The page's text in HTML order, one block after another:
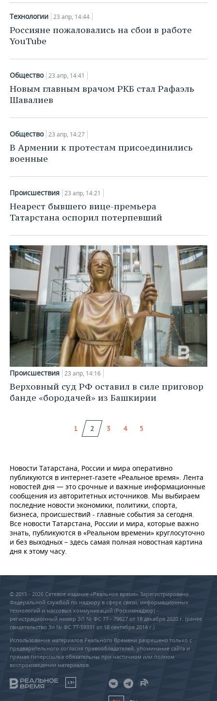
Технологии 23 апр, 14:44
Россияне пожаловались на сбои в работе
YouTube
Общество 23 апр, 14:41
Новым главным врачом РКБ стал Рафаэль
Шавалиев
Общество 23 апр, 14:27
В Армении к протестам присоединились
военные
Происшествия 23 апр, 14:21
Неарест бывшего вице-премьера
Татарстана оспорил потерпевший
Происшествия 23 апр, 14:16
Верховный суд РФ оставил в силе приговор
банде «бородачей» из Башкирии
1 2 3 4 5
Новости Татарстана, России и мира оперативно
публикуются в интернет-газете «Реальное время». Лента
новостей дня — это срочные и важные информационные
сообщения из авторитетных источников. Мы выбираем
последние новости экономики, политики, спорта,
бизнеса, происшествий - главные события за сегодня.
Все новости Татарстана, России и мира, которые важно
знать, публикуются в «Реальном времени» круглосуточно
и без выходных – здесь самая полная новостная картина
дня к этому часу.
© 2015 - 2026 Сетевое издание «Реальное время» Зарегистрировано
Федеральной службой по надзору в сфере связи, информационных
технологий и массовых коммуникаций (Роскомнадзор) –
регистрационный номер ЭЛ № ФС 77 - 79627 от 18 декабря 2020 г. (ранее
свидетельство Эл № ФС 77-59331 от 18 сентября 2014 г.)
Использование материалов Реального Времени разрешено только с
предварительного согласия правообладателей, упоминание сайта и
прямая гиперссылка обязательны при частичном или полном
воспроизведении материалов.
18+